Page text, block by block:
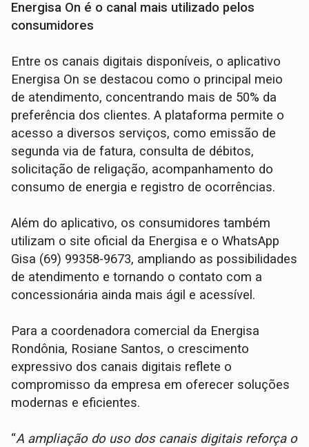
Energisa On é o canal mais utilizado pelos
consumidores
Entre os canais digitais disponíveis, o aplicativo
Energisa On se destacou como o principal meio
de atendimento, concentrando mais de 50% da
preferência dos clientes. A plataforma permite o
acesso a diversos serviços, como emissão de
segunda via de fatura, consulta de débitos,
solicitação de religação, acompanhamento do
consumo de energia e registro de ocorrências.
Além do aplicativo, os consumidores também
utilizam o site oficial da Energisa e o WhatsApp
Gisa (69) 99358-9673, ampliando as possibilidades
de atendimento e tornando o contato com a
concessionária ainda mais ágil e acessível.
Para a coordenadora comercial da Energisa
Rondônia, Rosiane Santos, o crescimento
expressivo dos canais digitais reflete o
compromisso da empresa em oferecer soluções
modernas e eficientes.
“A ampliação do uso dos canais digitais reforça o